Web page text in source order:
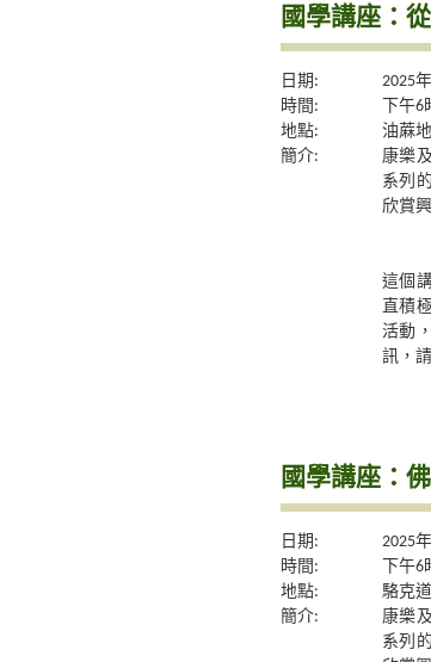
國學講座：
日期:
2025
時間:
下午
地點:
油蔴
簡介:
康樂
系列
欣賞
這個
直積
活動
訊，
國學講座：
日期:
2025
時間:
下午
地點:
駱克
簡介:
康樂
系列